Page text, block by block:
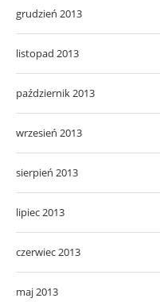
grudzień 2013
listopad 2013
październik 2013
wrzesień 2013
sierpień 2013
lipiec 2013
czerwiec 2013
maj 2013